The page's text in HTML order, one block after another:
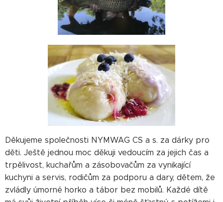
Děkujeme společnosti NYMWAG CS a s. za dárky pro
děti. Ještě jednou moc děkuji vedoucím za jejich čas a
trpělivost, kuchařům a zásobovačům za vynikající
kuchyni a servis, rodičům za podporu a dary, dětem, že
zvládly úmorné horko a tábor bez mobilů. Každé dítě